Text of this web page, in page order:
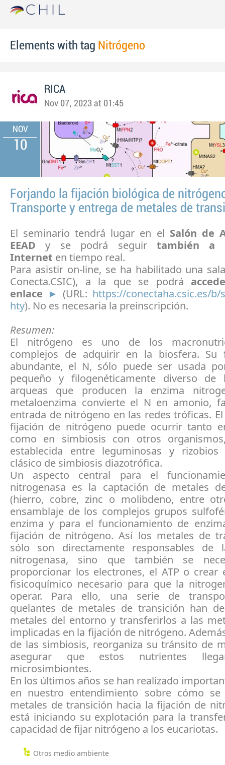
Elements with tag Nitrógeno
RICA
Nov 07, 2023 at 01:45
NOV
10
Forjando la fijación biológica de
Transporte y entrega de metales de
El seminario tendrá lugar en el Salón de
EEAD y se podrá seguirtambién a
Internet en tiempo real.
Para asistir on-line, se ha habilitado una
Conecta.CSIC), a la que se podrá
enlace ► (URL: https://conectaha.csic.es/b/
hty). No es necesaria la preinscripción.
Resumen:
El nitrógeno es uno de los
complejos de adquirir en la biosfera. Su
abundante, el N, sólo puede ser usada
pequeño y filogenéticamente diverso de
arqueas que producen la enzima
metaloenzima convierte el N en amonio,
entrada de nitrógeno en las redes tróficas.
fijación de nitrógeno puede ocurrir tanto
como en simbiosis con otros
establecida entre leguminosas y
clásico de simbiosis diazotrófica.
Un aspecto central para el
nitrogenasa es la captación de metales
(hierro, cobre, zinc o molibdeno, entre
ensamblaje de los complejos grupos
enzima y para el funcionamiento de
fijación de nitrógeno. Así los metales de
sólo son directamente responsables de
nitrogenasa, sino que también se
proporcionar los electrones, el ATP o crear
fisicoquímico necesario para que la
operar. Para ello, una serie de
quelantes de metales de transición han
metales del entorno y transferirlos a las
implicadas en la fijación de nitrógeno.
de las simbiosis, reorganiza su tránsito de
asegurar que estos nutrientes
microsimbiontes.
En los últimos años se han realizado
en nuestro entendimiento sobre cómo
metales de transición hacia la fijación de
está iniciando su explotación para la
capacidad de fijar nitrógeno a los eucariotas.
Otros medio ambiente